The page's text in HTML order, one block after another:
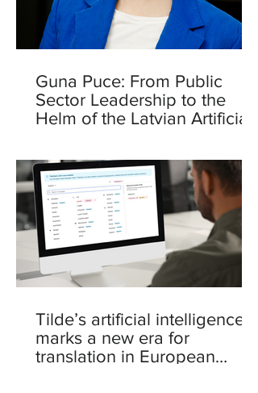
Guna Puce: From Public
Sector Leadership to the
Helm of the Latvian Artificial
Tilde’s artificial intelligence
marks a new era for
translation in European